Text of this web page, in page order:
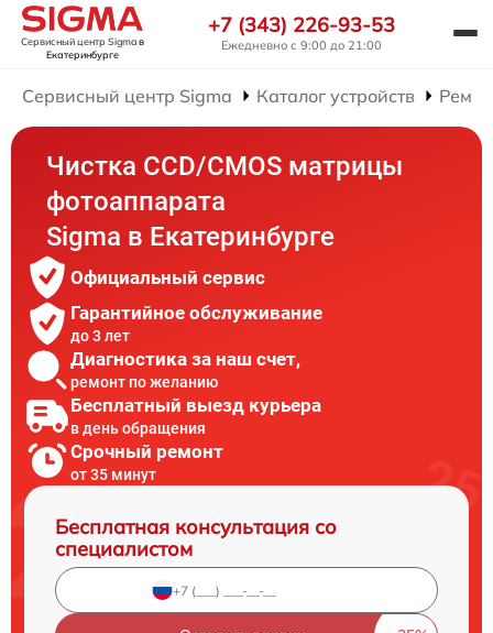
Сервисный центр Sigmaв
Екатеринбурге
+7 (343) 226-93-53
Ежедневно с 9:00 до 21:00
Сервисный центр Sigma Каталог устройств
Чистка CCD/CMOS матрицы
фотоаппарата
Sigma в Екатеринбурге
Официальный сервис
Гарантийное обслуживание
до 3 лет
Диагностика за наш счет,
ремонт по желанию
Бесплатный выезд курьера
в день обращения
Срочный ремонт
от 35 минут
Бесплатная консультация со
специалистом